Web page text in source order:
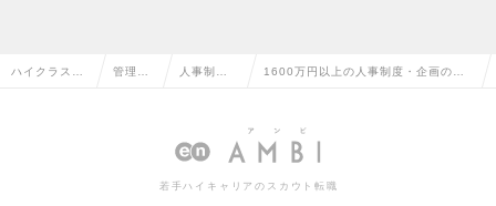
ハイクラス求 管理部 人事制 1600万円以上の人事制度・企画の転
若手ハイキャリアのスカウト転職